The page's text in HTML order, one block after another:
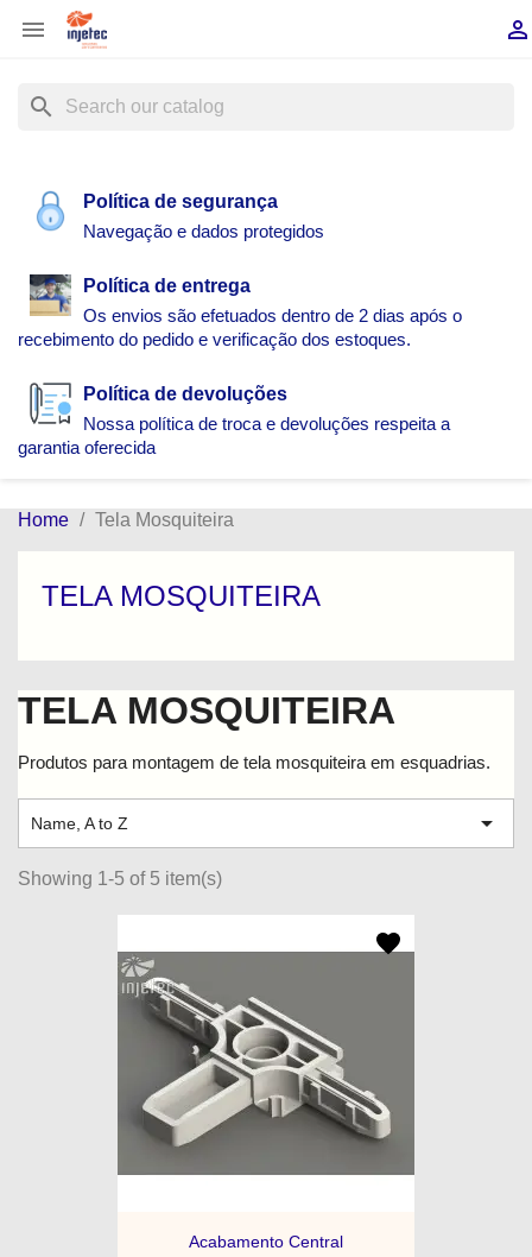
 
search
Política de segurança
Navegação e dados protegidos
Política de entrega
Os envios são efetuados dentro de 2 dias após o
recebimento do pedido e verificação dos estoques.
Política de devoluções
Nossa política de troca e devoluções respeita a
garantia oferecida
Home Tela Mosquiteira
TELA MOSQUITEIRA
TELA MOSQUITEIRA
Produtos para montagem de tela mosquiteira em esquadrias.
Name, A to Z 
Showing 1-5 of 5 item(s)
Acabamento Central